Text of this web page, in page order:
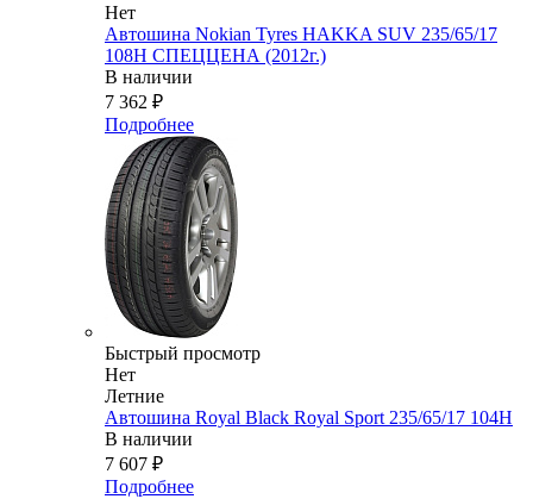
Нет
Автошина Nokian Tyres HAKKA SUV 235/65/17
108H СПЕЦЦЕНА (2012г.)
В наличии
7 362 ₽
Подробнее
Быстрый просмотр
Нет
Летние
Автошина Royal Black Royal Sport 235/65/17 104H
В наличии
7 607 ₽
Подробнее